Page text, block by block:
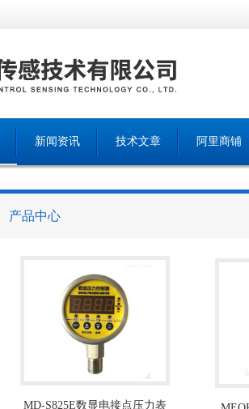
新闻资讯 技术文章 阿里商铺
产品中心
MD-S825E数显电接点压力表